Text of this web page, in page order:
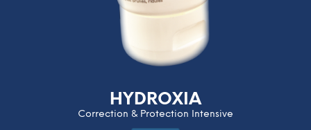
HYDROXIA
Correction & Protection Intensive